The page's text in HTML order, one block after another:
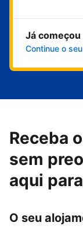
Já
Continue o
Receba
sem
aqui
O seu